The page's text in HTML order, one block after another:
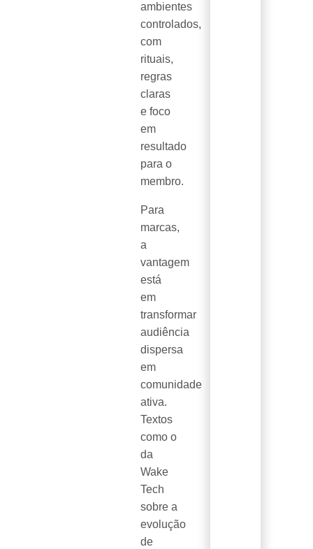
ambientes
controlados,
com
rituais,
regras
claras
e foco
em
resultado
para o
membro.
Para
marcas,
a
vantagem
está
em
transformar
audiência
dispersa
em
comunidade
ativa.
Textos
como o
da
Wake
Tech
sobre a
evolução
de